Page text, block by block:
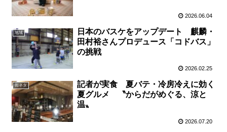
2026.06.04
地域
日本のバスケをアップデート 麒麟・
田村裕さんプロデュース「コドバス」
の挑戦
2026.02.25
街ネタ
記者が実食 夏バテ・冷房冷えに効く
夏グルメ 〝からだがめぐる、涼と
温〟
2026.07.20